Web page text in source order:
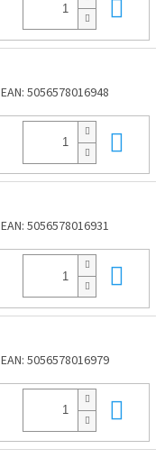
EAN: 5056578016948
EAN: 5056578016931
EAN: 5056578016979